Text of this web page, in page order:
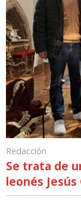
Redacción
Se trata de
leonés